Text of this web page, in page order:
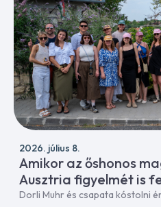
2026. július 8.
Amikor az őshonos
Ausztria figyelmét is
Dorli Muhr és csapata kóstolni